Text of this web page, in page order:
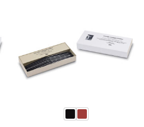
Collezione